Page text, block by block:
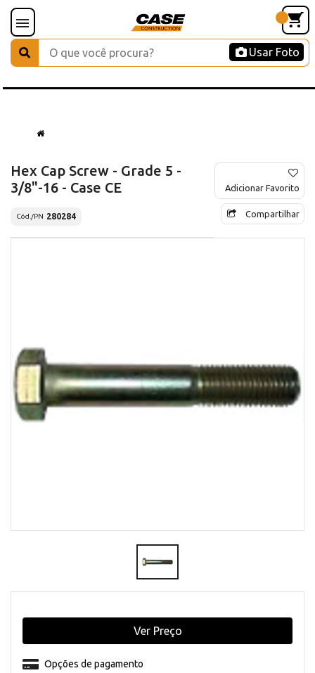
Usar Foto
Hex Cap Screw - Grade 5 -
3/8"-16 - Case CE
Cód./PN 280284
Adicionar Favorito
Compartilhar
Opções de pagamento
Ver Preço